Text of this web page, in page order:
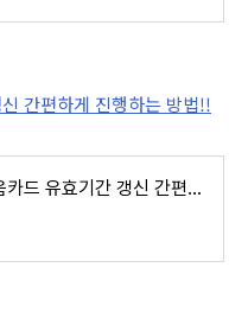
간편하게 진행하는 방법!!
인천 지역화폐 e음카드 유효기간 갱신 간편하게 진행하는 방법!!